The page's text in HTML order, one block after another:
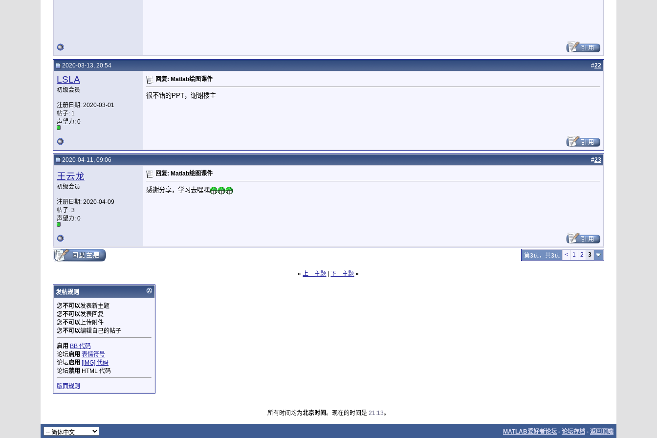
2020-03-13, 20:54 #22
LSLA
初级会员
注册日期: 2020-03-01
帖子: 1
声望力: 0
回复: Matlab绘图课件
很不错的PPT，谢谢楼主
2020-04-11, 09:06 #23
王云龙
初级会员
注册日期: 2020-04-09
帖子: 3
声望力: 0
回复: Matlab绘图课件
感谢分享，学习去嘿嘿
第3页，共3页 < 1 2 3
« 上一主题 下一主题 »
发帖规则
您不可以发表新主题
您不可以发表回复
您不可以上传附件
您不可以编辑自己的帖子
启用 BB 代码
论坛启用 表情符号
论坛启用 [IMG] 代码
论坛禁用 HTML 代码
版面规则
所有时间均为北京时间。现在的时间是 21:13。
MATLAB爱好者论坛 - 论坛存档 - 返回顶端